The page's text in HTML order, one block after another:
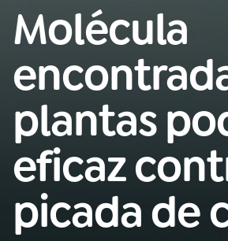
Buscar
na
Rádio
Nacional
01INÍCIO
02 A RÁDIO
03 PROGRAMAÇÃO
Molécula
plantas
eficaz
picada de